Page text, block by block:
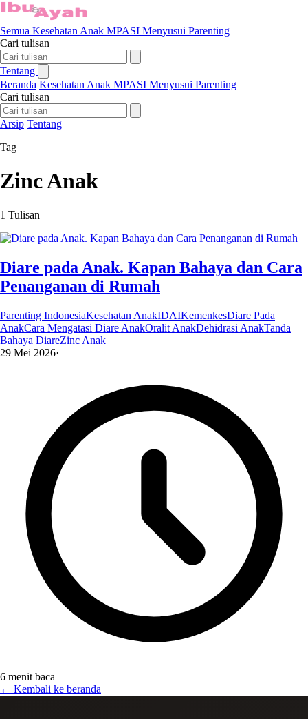
Semua Kesehatan Anak MPASI Menyusui Parenting
Cari tulisan
Tentang
Beranda Kesehatan Anak MPASI Menyusui Parenting
Cari tulisan
Arsip Tentang
Tag
Zinc Anak
1 Tulisan
Diare pada Anak. Kapan Bahaya dan Cara
Penanganan di Rumah
Parenting IndonesiaKesehatan AnakIDAIKemenkesDiare Pada
AnakCara Mengatasi Diare AnakOralit AnakDehidrasi AnakTanda
Bahaya DiareZinc Anak
29 Mei 2026·
6 menit baca
← Kembali ke beranda